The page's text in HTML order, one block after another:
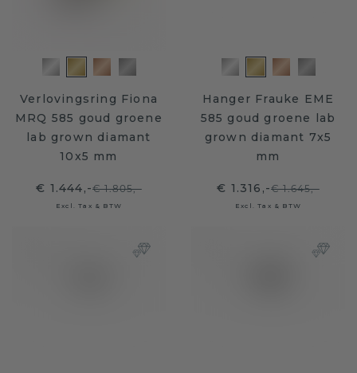
Verlovingsring Fiona
MRQ 585 goud groene
lab grown diamant
10x5 mm
€ 1.444,-€ 1.805,-
Excl. Tax & BTW
Hanger Frauke EME
585 goud groene lab
grown diamant 7x5
mm
€ 1.316,-€ 1.645,-
Excl. Tax & BTW